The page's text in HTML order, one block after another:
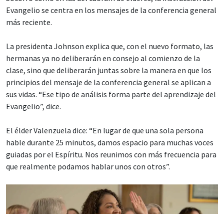
Evangelio se centra en los mensajes de la conferencia general
más reciente.
La presidenta Johnson explica que, con el nuevo formato, las
hermanas ya no deliberarán en consejo al comienzo de la
clase, sino que deliberarán juntas sobre la manera en que los
principios del mensaje de la conferencia general se aplican a
sus vidas. “Ese tipo de análisis forma parte del aprendizaje del
Evangelio”, dice.
El élder Valenzuela dice: “En lugar de que una sola persona
hable durante 25 minutos, damos espacio para muchas voces
guiadas por el Espíritu. Nos reunimos con más frecuencia para
que realmente podamos hablar unos con otros”.